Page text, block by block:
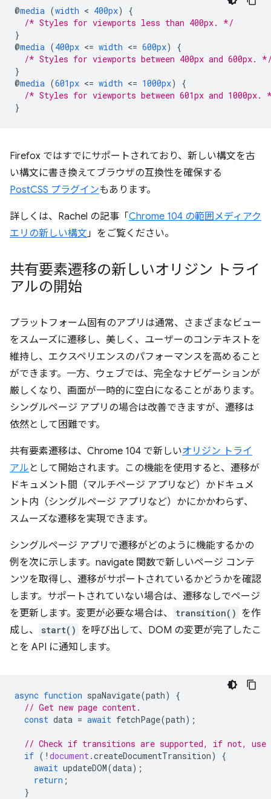
@media (width < 400px)
{
/* Styles for viewports less than 400px. */
}
@media (400px <= width <= 600px)
{
/* Styles for viewports between 400px and 600px.
}
@media (601px <= width <= 1000px)
{
/* Styles for viewports between 601px and 1000px.
}
Firefox ではすでにサポートされており、新しい構文を古
い構文に書き換えてブラウザの互換性を確保する
PostCSS プラグインもあります。
詳しくは、Rachel の記事「 Chrome 104 の範囲メディアク
エリの新しい構文」をご覧ください。
共有要素遷移の新しいオリジン トライ
アルの開始
プラットフォーム固有のアプリは通常、さまざまなビュー
をスムーズに遷移し、美しく、ユーザーのコンテキストを
維持し、エクスペリエンスのパフォーマンスを高めること
ができます。一方、ウェブでは、完全なナビゲーションが
厳しくなり、画面が一時的に空白になることがあります。
シングルページ アプリの場合は改善できますが、遷移は
依然として困難です。
共有要素遷移は、Chrome 104 で新しいオリジン トライ
アル として開始されます。この機能を使用すると、遷移が
ドキュメント間（マルチページ アプリなど）かドキュメ
ント内（シングルページ アプリなど）かにかかわらず、
スムーズな遷移を実現できます。
シングルページ アプリで遷移がどのように機能するかの
例を次に示します。navigate 関数で新しいページ コンテ
ンツを取得し、遷移がサポートされているかどうかを確認
します。サポートされていない場合は、遷移なしでページ
を更新します。変更が必要な場合は、
transition() を作
成し、
start() を呼び出して、DOM の変更が完了したこ
とを API に通知します。
async function spaNavigate(path)
{
// Get new page content.
const data = await fetchPage(path);
// Check if transitions are supported, if not, use
if ( ! document.createDocumentTransition)
{
await updateDOM(data);
return ;
}